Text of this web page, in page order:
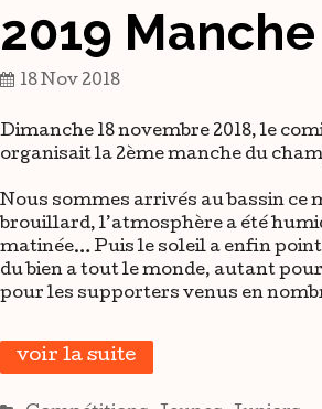
2019
18 Nov 2018
Dimanche 18 novembre 2018, le
organisait la 2ème manche du
Nous sommes arrivés au bassin ce
brouillard, l’atmosphère a été
matinée… Puis le soleil a enfin
du bien a tout le monde, autant
pour les supporters venus en
voir la suite